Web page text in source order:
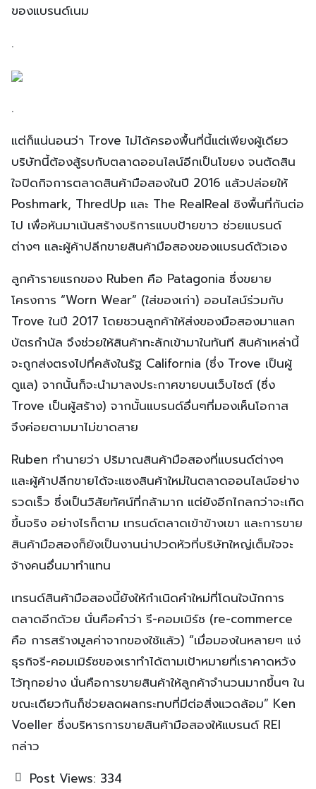
ของแบรนด์เนม
.
.
แต่ก็แน่นอนว่า Trove ไม่ได้ครองพื้นที่นี้แต่เพียงผู้เดียว
บริษัทนี้ต้องสู้รบกับตลาดออนไลน์อีกเป็นโขยง จนตัดสิน
ใจปิดกิจการตลาดสินค้ามือสองในปี 2016 แล้วปล่อยให้
Poshmark, ThredUp และ The RealReal ชิงพื้นที่กันต่อ
ไป เพื่อหันมาเน้นสร้างบริการแบบป้ายขาว ช่วยแบรนด์
ต่างๆ และผู้ค้าปลีกขายสินค้ามือสองของแบรนด์ตัวเอง
ลูกค้ารายแรกของ Ruben คือ Patagonia ซึ่งขยาย
โครงการ “Worn Wear” (ใส่ของเก่า) ออนไลน์ร่วมกับ
Trove ในปี 2017 โดยชวนลูกค้าให้ส่งของมือสองมาแลก
บัตรกำนัล จึงช่วยให้สินค้าทะลักเข้ามาในทันที สินค้าเหล่านี้
จะถูกส่งตรงไปที่คลังในรัฐ California (ซึ่ง Trove เป็นผู้
ดูแล) จากนั้นก็จะนำมาลงประกาศขายบนเว็บไซต์ (ซึ่ง
Trove เป็นผู้สร้าง) จากนั้นแบรนด์อื่นๆที่มองเห็นโอกาส
จึงค่อยตามมาไม่ขาดสาย
Ruben ทำนายว่า ปริมาณสินค้ามือสองที่แบรนด์ต่างๆ
และผู้ค้าปลีกขายได้จะแซงสินค้าใหม่ในตลาดออนไลน์อย่าง
รวดเร็ว ซึ่งเป็นวิสัยทัศน์ที่กล้ามาก แต่ยังอีกไกลกว่าจะเกิด
ขึ้นจริง อย่างไรก็ตาม เทรนด์ตลาดเข้าข้างเขา และการขาย
สินค้ามือสองก็ยังเป็นงานน่าปวดหัวที่บริษัทใหญ่เต็มใจจะ
จ้างคนอื่นมาทำแทน
เทรนด์สินค้ามือสองนี้ยังให้กำเนิดคำใหม่ที่โดนใจนักการ
ตลาดอีกด้วย นั่นคือคำว่า รี-คอมเมิร์ซ (re-commerce
คือ การสร้างมูลค่าจากของใช้แล้ว) “เมื่อมองในหลายๆ แง่
ธุรกิจรี-คอมเมิร์ซของเราทำได้ตามเป้าหมายที่เราคาดหวัง
ไว้ทุกอย่าง นั่นคือการขายสินค้าให้ลูกค้าจำนวนมากขึ้นๆ ใน
ขณะเดียวกันก็ช่วยลดผลกระทบที่มีต่อสิ่งแวดล้อม” Ken
Voeller ซึ่งบริหารการขายสินค้ามือสองให้แบรนด์ REI
กล่าว
Post Views: 334